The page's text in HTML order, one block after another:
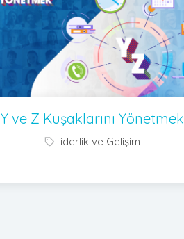
Y ve Z Kuşaklarını Yönetmek
Liderlik ve Gelişim